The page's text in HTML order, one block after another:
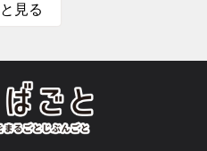
見る